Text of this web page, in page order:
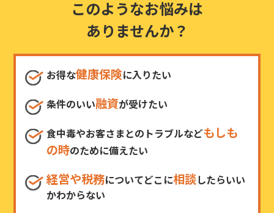
このようなお悩みは
ありませんか？
お得な健康保険に入りたい
条件のいい融資が受けたい
食中毒やお客さまとのトラブルなどもしも
の時のために備えたい
経営や税務についてどこに相談したらいい
かわからない